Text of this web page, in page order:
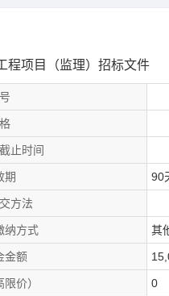
程项目（监理）招标文件
止时间
期 90
方法
纳方式 其
金额
价） 0